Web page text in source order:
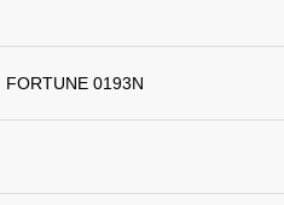
FORTUNE 0193N